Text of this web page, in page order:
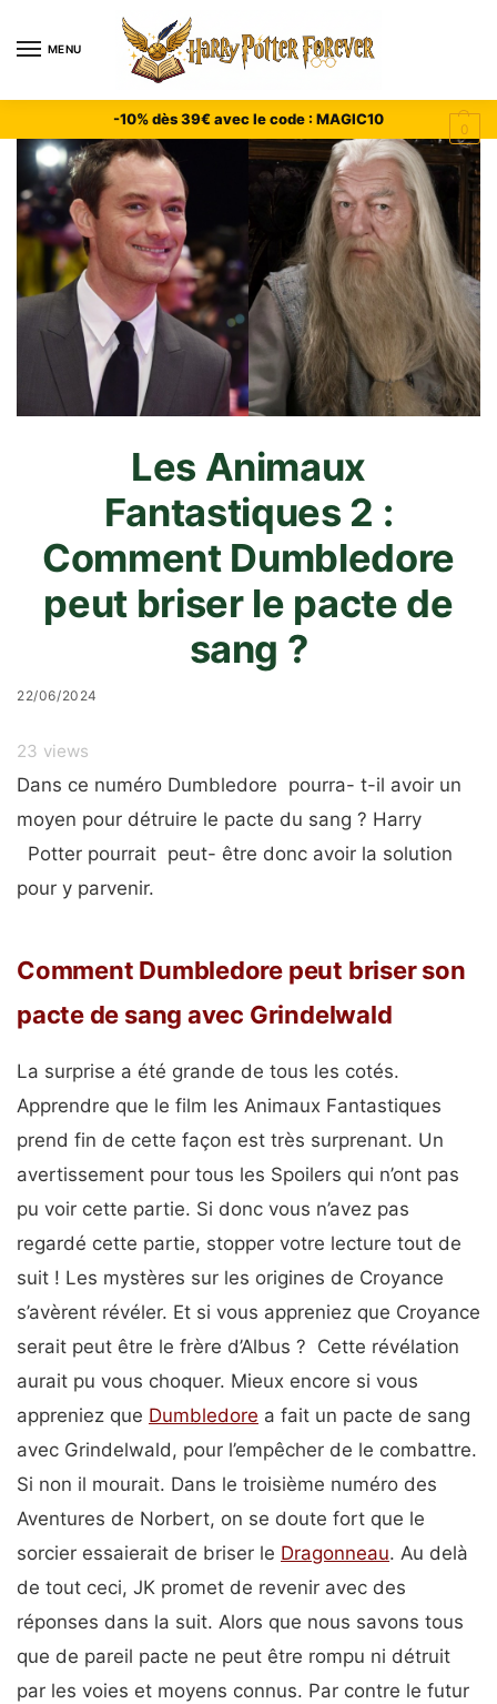
MENU
0
-10% dès 39€ avec le code : MAGIC10
Les Animaux
Fantastiques 2 :
Comment Dumbledore
peut briser le pacte de
sang ?
22/06/2024
23 views
Dans ce numéro Dumbledore pourra- t-il avoir un
moyen pour détruire le pacte du sang ? Harry
Potter pourrait peut- être donc avoir la solution
pour y parvenir.
Comment Dumbledore peut briser son
pacte de sang avec Grindelwald
La surprise a été grande de tous les cotés.
Apprendre que le film les Animaux Fantastiques
prend fin de cette façon est très surprenant. Un
avertissement pour tous les Spoilers qui n’ont pas
pu voir cette partie. Si donc vous n’avez pas
regardé cette partie, stopper votre lecture tout de
suit ! Les mystères sur les origines de Croyance
s’avèrent révéler. Et si vous appreniez que Croyance
serait peut être le frère d’Albus ? Cette révélation
aurait pu vous choquer. Mieux encore si vous
appreniez que Dumbledore a fait un pacte de sang
avec Grindelwald, pour l’empêcher de le combattre.
Si non il mourait. Dans le troisième numéro des
Aventures de Norbert, on se doute fort que le
sorcier essaierait de briser le Dragonneau. Au delà
de tout ceci, JK promet de revenir avec des
réponses dans la suit. Alors que nous savons tous
que de pareil pacte ne peut être rompu ni détruit
par les voies et moyens connus. Par contre le futur